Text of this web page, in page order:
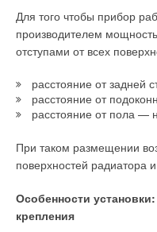
Для того чтобы прибор
производителем
отступами от всех
расстояние от задней
расстояние от
расстояние от пола —
При таком размещении
поверхностей радиатора
Особенности
крепления
всего срока эксплуатации.
Финальный этап —
требованиям Royal
высокими защитными
к изменению цвета. Всё
долговечность покрытия